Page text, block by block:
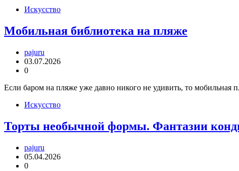
Искусство
Мобильная библиотека на пляже
pajuru
03.07.2026
0
Если баром на пляже уже давно никого не удивить, то
Искусство
Торты необычной формы. Фантазии
pajuru
05.04.2026
0